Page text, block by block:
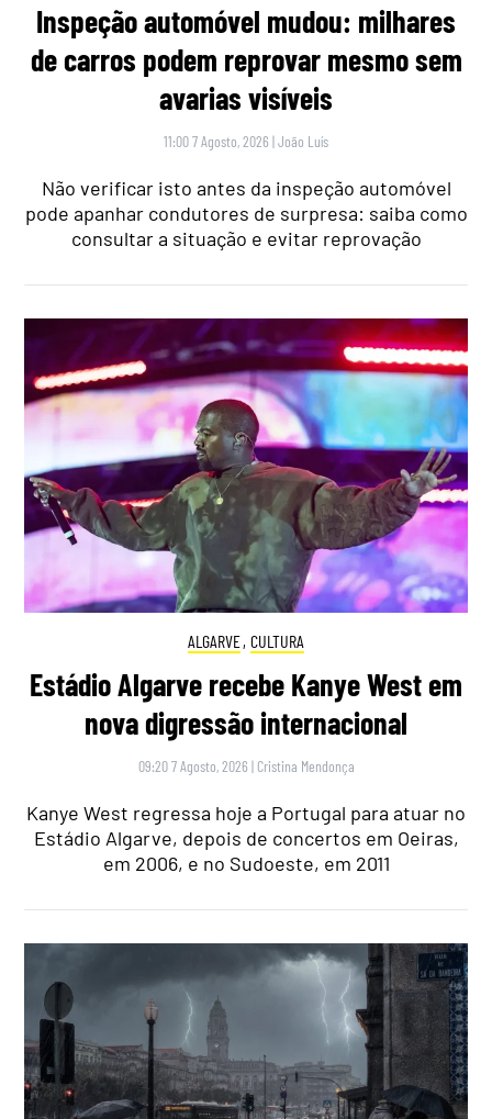
Inspeção automóvel mudou: milhares
de carros podem reprovar mesmo sem
avarias visíveis
11:00 7 Agosto, 2026 |João Luís
Não verificar isto antes da inspeção automóvel
pode apanhar condutores de surpresa: saiba como
consultar a situação e evitar reprovação
ALGARVE, CULTURA
Estádio Algarve recebe Kanye West em
nova digressão internacional
09:20 7 Agosto, 2026 | Cristina Mendonça
Kanye West regressa hoje a Portugal para atuar no
Estádio Algarve, depois de concertos em Oeiras,
em 2006, e no Sudoeste, em 2011